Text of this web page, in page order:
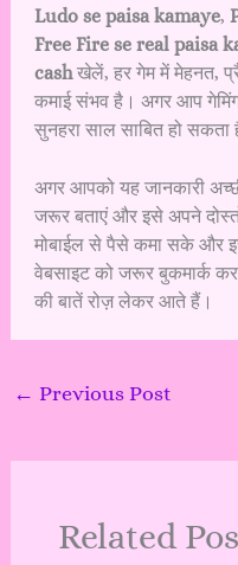
Ludo se paisa kamaye,
Free Fire se real paisa
cashखेलें, हर गेम में मेहनत,
कमाई संभव है। अगर आप
सुनहरा साल साबित हो सकता
अगर आपको यह जानकारी
जरूर बताएं और इसे अपने
मोबाईल से पैसे कमा सके और
वेबसाइट को जरूर बुकमार्क
की बातें रोज़ लेकर आते हैं।
← Previous Post
Related